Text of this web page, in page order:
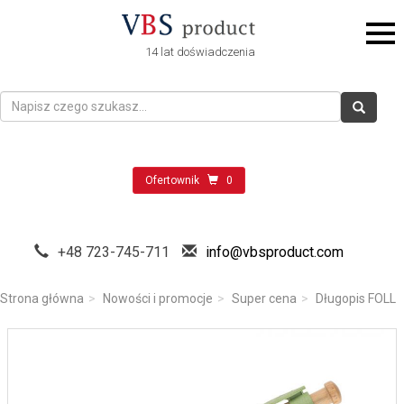
14 lat doświadczenia
Ofertownik 0
+48 723-745-711 info@vbsproduct.com
Strona główna Nowości i promocje Super cena Długopis FOLL